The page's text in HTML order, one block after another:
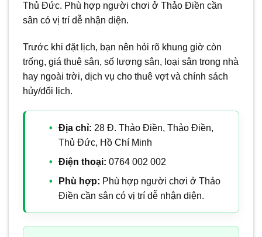
Thủ Đức. Phù hợp người chơi ở Thảo Điền cần
sân có vị trí dễ nhận diện.
Trước khi đặt lịch, bạn nên hỏi rõ khung giờ còn
trống, giá thuê sân, số lượng sân, loại sân trong nhà
hay ngoài trời, dịch vụ cho thuê vợt và chính sách
hủy/đổi lịch.
Địa chỉ: 28 Đ. Thảo Điền, Thảo Điền,
Thủ Đức, Hồ Chí Minh
Điện thoại: 0764 002 002
Phù hợp: Phù hợp người chơi ở Thảo
Điền cần sân có vị trí dễ nhận diện.